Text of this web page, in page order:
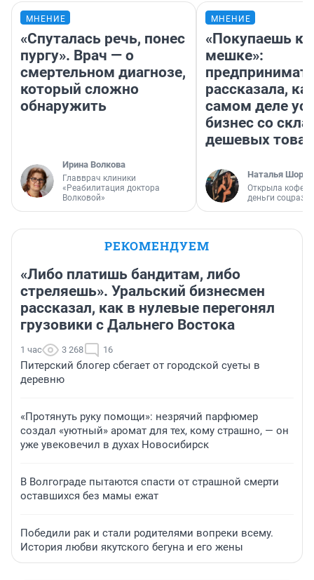
МНЕНИЕ
«Спуталась речь, понес
пургу». Врач — о
смертельном диагнозе,
который сложно
обнаружить
Ирина Волкова
Главврач клиники
«Реабилитация доктора
Волковой»
МНЕНИЕ
«Покупаешь
мешке»:
рассказала,
самом деле
бизнес со
дешевых
Наталья
Открыла
деньги
РЕКОМЕНДУЕМ
«Либо платишь бандитам, либо
стреляешь». Уральский бизнесмен
рассказал, как в нулевые перегонял
грузовики с Дальнего Востока
1 час 3 268 16
Питерский блогер сбегает от городской суеты в
деревню
«Протянуть руку помощи»: незрячий парфюмер
создал «уютный» аромат для тех, кому страшно, — он
уже увековечил в духах Новосибирск
В Волгограде пытаются спасти от страшной смерти
оставшихся без мамы ежат
Победили рак и стали родителями вопреки всему.
История любви якутского бегуна и его жены